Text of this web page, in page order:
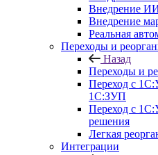
Внедрение
Внедрение
Реальная
Переходы и
Назад
Переходы и
Переход с
1С:ЗУП
Переход с
решения
Легкая
Интеграции